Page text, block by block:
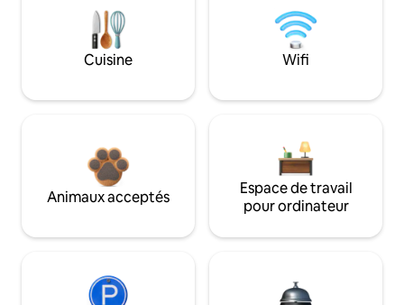
Cuisine Wifi
Animaux acceptés
Espace de travail
pour ordinateur